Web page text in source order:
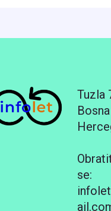
Tuzla
se: